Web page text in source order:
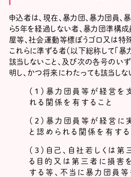
申込者は、現在、暴力団、暴力団員、
ら5年を経過しない者、暴力団準構
屋等、社会運動等標ぼうゴロ又は特
これらに準ずる者（以下総称して「暴
該当しないこと、及び次の各号のい
明し、かつ将来にわたっても該当しな
（１）暴力団員等が経営を
れる関係を有すること
（２）暴力団員等が経営
と認められる関係を有する
（３）自己、自社若しくは
る目的又は第三者に損害
する等、不当に暴力団員